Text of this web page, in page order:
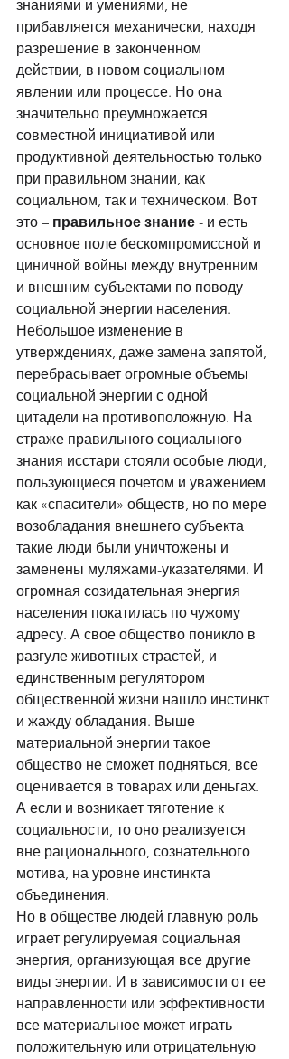
знаниями и умениями, не
прибавляется механически, находя
разрешение в законченном
действии, в новом социальном
явлении или процессе. Но она
значительно преумножается
совместной инициативой или
продуктивной деятельностью только
при правильном знании, как
социальном, так и техническом. Вот
это – правильное знание - и есть
основное поле бескомпромиссной и
циничной войны между внутренним
и внешним субъектами по поводу
социальной энергии населения.
Небольшое изменение в
утверждениях, даже замена запятой,
перебрасывает огромные объемы
социальной энергии с одной
цитадели на противоположную. На
страже правильного социального
знания исстари стояли особые люди,
пользующиеся почетом и уважением
как «спасители» обществ, но по мере
возобладания внешнего субъекта
такие люди были уничтожены и
заменены муляжами-указателями. И
огромная созидательная энергия
населения покатилась по чужому
адресу. А свое общество поникло в
разгуле животных страстей, и
единственным регулятором
общественной жизни нашло инстинкт
и жажду обладания. Выше
материальной энергии такое
общество не сможет подняться, все
оценивается в товарах или деньгах.
А если и возникает тяготение к
социальности, то оно реализуется
вне рационального, сознательного
мотива, на уровне инстинкта
объединения.
Но в обществе людей главную роль
играет регулируемая социальная
энергия, организующая все другие
виды энергии. И в зависимости от ее
направленности или эффективности
все материальное может играть
положительную или отрицательную